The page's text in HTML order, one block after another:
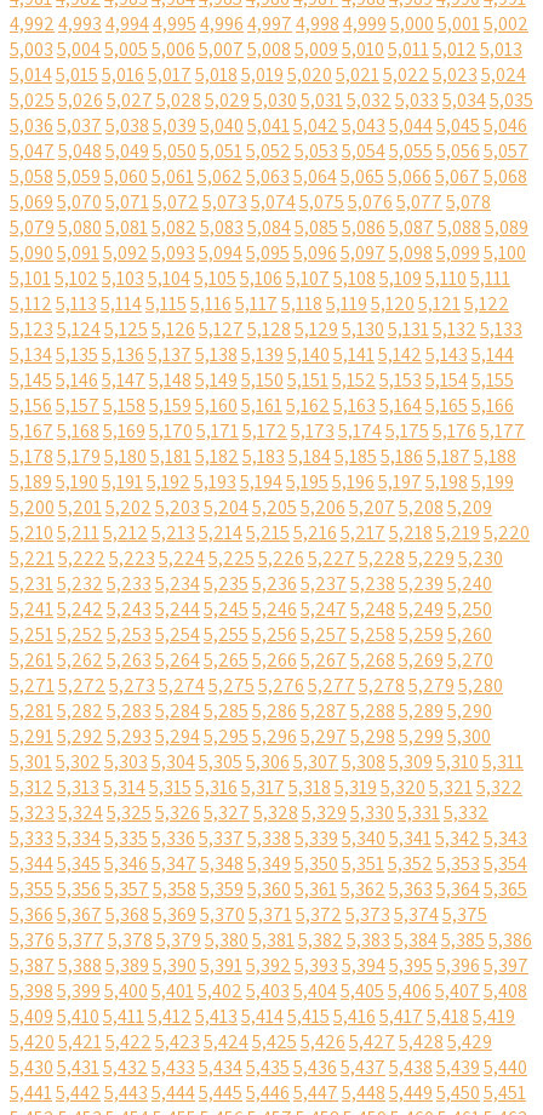
4,9924,9934,9944,9954,9964,9974,9984,9995,0005,0015,002
5,0035,0045,0055,0065,0075,0085,0095,0105,0115,0125,013
5,0145,0155,0165,0175,0185,0195,0205,0215,0225,0235,024
5,0255,0265,0275,0285,0295,0305,0315,0325,0335,0345,035
5,0365,0375,0385,0395,0405,0415,0425,0435,0445,0455,046
5,0475,0485,0495,0505,0515,0525,0535,0545,0555,0565,057
5,0585,0595,0605,0615,0625,0635,0645,0655,0665,0675,068
5,0695,0705,0715,0725,0735,0745,0755,0765,0775,078
5,0795,0805,0815,0825,0835,0845,0855,0865,0875,0885,089
5,0905,0915,0925,0935,0945,0955,0965,0975,0985,0995,100
5,1015,1025,1035,1045,1055,1065,1075,1085,1095,1105,111
5,1125,1135,1145,1155,1165,1175,1185,1195,1205,1215,122
5,1235,1245,1255,1265,1275,1285,1295,1305,1315,1325,133
5,1345,1355,1365,1375,1385,1395,1405,1415,1425,1435,144
5,1455,1465,1475,1485,1495,1505,1515,1525,1535,1545,155
5,1565,1575,1585,1595,1605,1615,1625,1635,1645,1655,166
5,1675,1685,1695,1705,1715,1725,1735,1745,1755,1765,177
5,1785,1795,1805,1815,1825,1835,1845,1855,1865,1875,188
5,1895,1905,1915,1925,1935,1945,1955,1965,1975,1985,199
5,2005,2015,2025,2035,2045,2055,2065,2075,2085,209
5,2105,2115,2125,2135,2145,2155,2165,2175,2185,2195,220
5,2215,2225,2235,2245,2255,2265,2275,2285,2295,230
5,2315,2325,2335,2345,2355,2365,2375,2385,2395,240
5,2415,2425,2435,2445,2455,2465,2475,2485,2495,250
5,2515,2525,2535,2545,2555,2565,2575,2585,2595,260
5,2615,2625,2635,2645,2655,2665,2675,2685,2695,270
5,2715,2725,2735,2745,2755,2765,2775,2785,2795,280
5,2815,2825,2835,2845,2855,2865,2875,2885,2895,290
5,2915,2925,2935,2945,2955,2965,2975,2985,2995,300
5,3015,3025,3035,3045,3055,3065,3075,3085,3095,3105,311
5,3125,3135,3145,3155,3165,3175,3185,3195,3205,3215,322
5,3235,3245,3255,3265,3275,3285,3295,3305,3315,332
5,3335,3345,3355,3365,3375,3385,3395,3405,3415,3425,343
5,3445,3455,3465,3475,3485,3495,3505,3515,3525,3535,354
5,3555,3565,3575,3585,3595,3605,3615,3625,3635,3645,365
5,3665,3675,3685,3695,3705,3715,3725,3735,3745,375
5,3765,3775,3785,3795,3805,3815,3825,3835,3845,3855,386
5,3875,3885,3895,3905,3915,3925,3935,3945,3955,3965,397
5,3985,3995,4005,4015,4025,4035,4045,4055,4065,4075,408
5,4095,4105,4115,4125,4135,4145,4155,4165,4175,4185,419
5,4205,4215,4225,4235,4245,4255,4265,4275,4285,429
5,4305,4315,4325,4335,4345,4355,4365,4375,4385,4395,440
5,4415,4425,4435,4445,4455,4465,4475,4485,4495,4505,451